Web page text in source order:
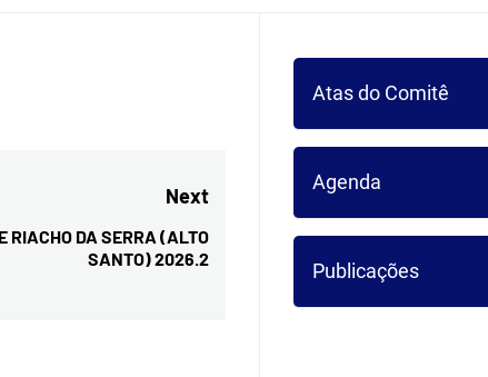
Next
Next
post:
RIACHO DA SERRA (ALTO
SANTO) 2026.2
Atas do Comitê
Agenda
Publicações